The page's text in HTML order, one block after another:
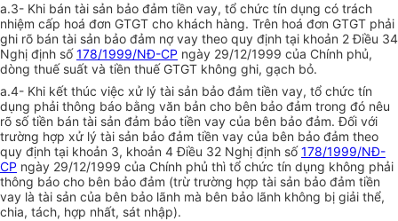
a.3- Khi bán tài sản bảo đảm tiền vay, tổ chức tín dụng có trách
nhiệm cấp hoá đơn GTGT cho khách hàng. Trên hoá đơn GTGT phải
ghi rõ bán tài sản bảo đảm nợ vay theo quy định tại khoản 2 Điều 34
Nghị định số178/1999/NĐ-CP ngày 29/12/1999 của Chính phủ,
dòng thuế suất và tiền thuế GTGT không ghi, gạch bỏ.
a.4- Khi kết thúc việc xử lý tài sản bảo đảm tiền vay, tổ chức tín
dụng phải thông báo bằng văn bản cho bên bảo đảm trong đó nêu
rõ số tiền bán tài sản đảm bảo tiền vay của bên bảo đảm. Đối với
trường hợp xử lý tài sản bảo đảm tiền vay của bên bảo đảm theo
quy định tại khoản 3, khoản 4 Điều 32 Nghị định số178/1999/NĐ-
CP ngày 29/12/1999 của Chính phủ thì tổ chức tín dụng không phải
thông báo cho bên bảo đảm (trừ trường hợp tài sản bảo đảm tiền
vay là tài sản của bên bảo lãnh mà bên bảo lãnh không bị giải thể,
chia, tách, hợp nhất, sát nhập).